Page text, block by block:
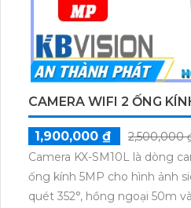
CAMERA WIFI 2 ỐNG
1,900,000 ₫
2,500,000
Camera KX-SM10L là dòng
ống kính 5MP cho hình ảnh
quét 352°, hồng ngoại 50m